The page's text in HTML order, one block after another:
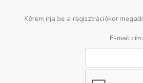
Kérem írja be a regisztrációkor
E-mail cím: